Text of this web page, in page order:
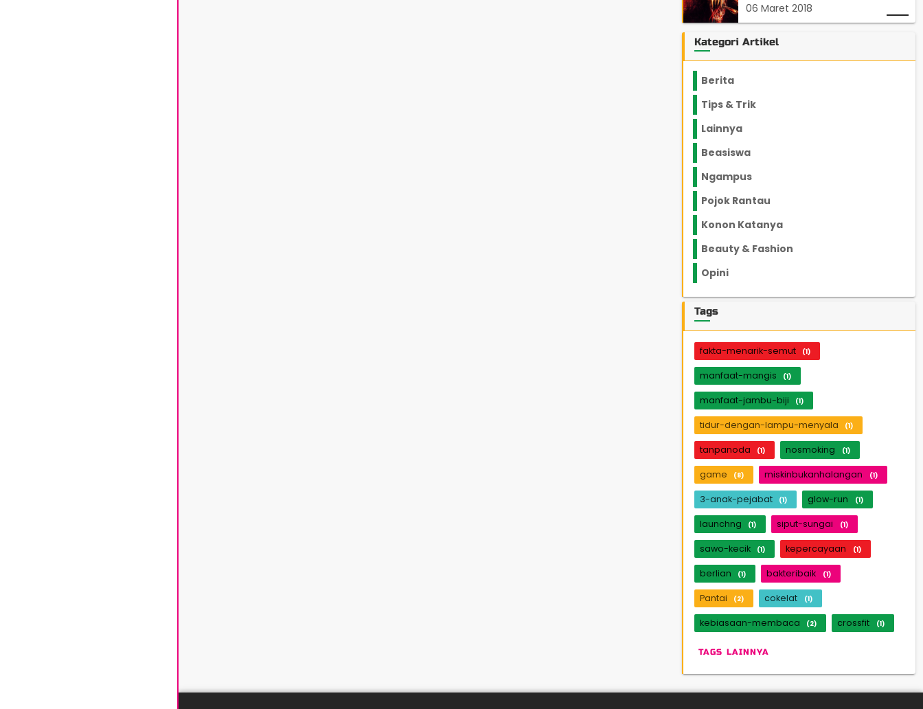
06 Maret 2018
Kategori Artikel
Berita
Tips & Trik
Lainnya
Beasiswa
Ngampus
Pojok Rantau
Konon Katanya
Beauty & Fashion
Opini
Tags
fakta-menarik-semut (1)
manfaat-mangis (1)
manfaat-jambu-biji (1)
tidur-dengan-lampu-menyala (1)
tanpanoda (1) nosmoking (1)
game (8) miskinbukanhalangan (1)
3-anak-pejabat (1) glow-run (1)
launchng (1) siput-sungai (1)
sawo-kecik (1) kepercayaan (1)
berlian (1) bakteribaik (1)
Pantai (2) cokelat (1)
kebiasaan-membaca (2) crossfit (1)
TAGS LAINNYA